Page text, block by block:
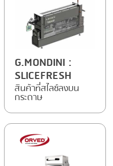
G.MONDINI :
SLICEFRESH
สินค้าที่สไลซ์ลงบน
กระดาษ